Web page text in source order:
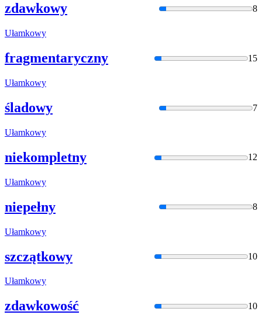
zdawkowy 8
Ułamkowy
fragmentaryczny 15
Ułamkowy
śladowy 7
Ułamkowy
niekompletny 12
Ułamkowy
niepełny 8
Ułamkowy
szczątkowy 10
Ułamkowy
zdawkowość 10